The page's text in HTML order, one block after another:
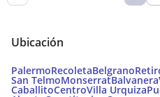
Ubicación
PalermoRecoletaBelgrano
San TelmoMonserratBalvanera
CaballitoCentroVilla Urquiza